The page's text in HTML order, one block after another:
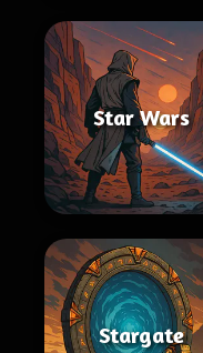
Star Wars
Stargate